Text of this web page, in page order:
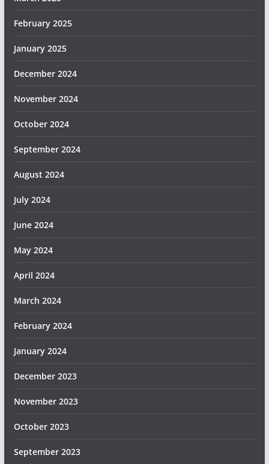
February 2025
January 2025
December 2024
November 2024
October 2024
September 2024
August 2024
July 2024
June 2024
May 2024
April 2024
March 2024
February 2024
January 2024
December 2023
November 2023
October 2023
September 2023